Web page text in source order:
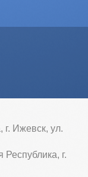
г. Ижевск, ул.
г.